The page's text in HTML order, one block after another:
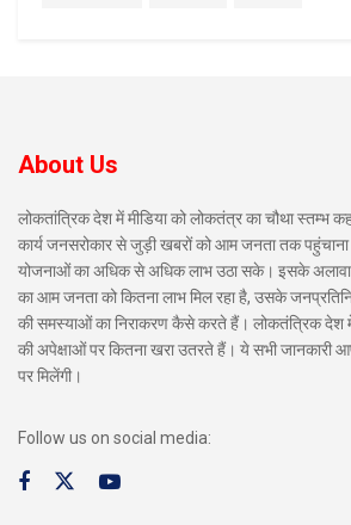
About Us
लोकतांत्रिक देश में मीडिया को लोकतंत्र का चौथा स्तम्भ
कार्य जनसरोकार से जुड़ी खबरों को आम जनता तक
योजनाओं का अधिक से अधिक लाभ उठा सके। इसके अलावा
का आम जनता को कितना लाभ मिल रहा है, उसके
की समस्याओं का निराकरण कैसे करते हैं। लोकतंत्रिक देश
की अपेक्षाओं पर कितना खरा उतरते हैं। ये सभी
पर मिलेंगी।
Follow us on social media: